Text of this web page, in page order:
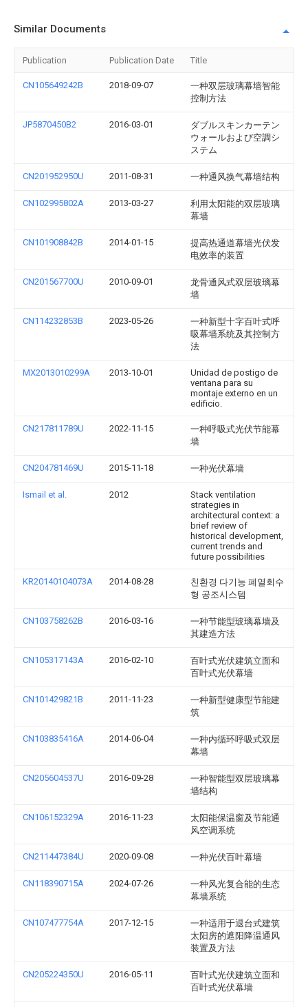
Similar Documents
Publication Publication Date Title
CN105649242B 2018-09-07
一种双层玻璃幕墙智能
控制方法
JP5870450B2 2016-03-01
ダブルスキンカーテン
ウォールおよび空調シ
ステム
CN201952950U 2011-08-31 一种通风换气幕墙结构
CN102995802A 2013-03-27
利用太阳能的双层玻璃
幕墙
CN101908842B 2014-01-15
提高热通道幕墙光伏发
电效率的装置
CN201567700U 2010-09-01
龙骨通风式双层玻璃幕
墙
CN114232853B 2023-05-26
一种新型十字百叶式呼
吸幕墙系统及其控制方
法
MX2013010299A 2013-10-01
Unidad de postigo de
ventana para su
montaje externo en un
edificio.
CN217811789U 2022-11-15
一种呼吸式光伏节能幕
墙
CN204781469U 2015-11-18 一种光伏幕墙
Ismail et al. 2012
Stack ventilation
strategies in
architectural context: a
brief review of
historical development,
current trends and
future possibilities
KR20140104073A 2014-08-28
친환경 다기능 폐열회수
형 공조시스템
CN103758262B 2016-03-16
一种节能型玻璃幕墙及
其建造方法
CN105317143A 2016-02-10
百叶式光伏建筑立面和
百叶式光伏幕墙
CN101429821B 2011-11-23
一种新型健康型节能建
筑
CN103835416A 2014-06-04
一种内循环呼吸式双层
幕墙
CN205604537U 2016-09-28
一种智能型双层玻璃幕
墙结构
CN106152329A 2016-11-23
太阳能保温窗及节能通
风空调系统
CN211447384U 2020-09-08 一种光伏百叶幕墙
CN118390715A 2024-07-26
一种风光复合能的生态
幕墙系统
CN107477754A 2017-12-15
一种适用于退台式建筑
太阳房的遮阳降温通风
装置及方法
CN205224350U 2016-05-11
百叶式光伏建筑立面和
百叶式光伏幕墙